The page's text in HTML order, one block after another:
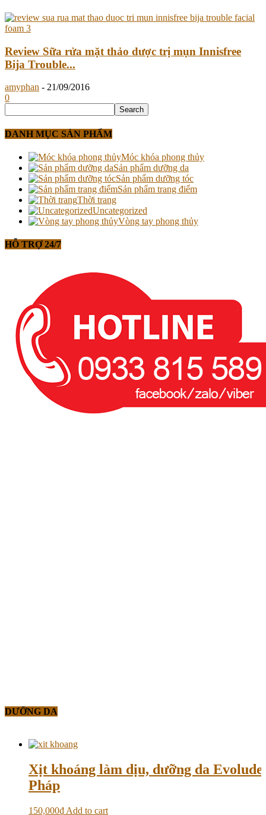
Review Sữa rửa mặt thảo dược trị mụn Innisfree
Bija Trouble...
amyphan - 21/09/2016
0
DANH MỤC SẢN PHẨM
Móc khóa phong thủy
Sản phẩm dưỡng da
Sản phẩm dưỡng tóc
Sản phẩm trang điểm
Thời trang
Uncategorized
Vòng tay phong thủy
HỖ TRỢ 24/7
DƯỠNG DA
Xịt khoáng làm dịu, dưỡng da
Pháp
150,000₫ Add to cart